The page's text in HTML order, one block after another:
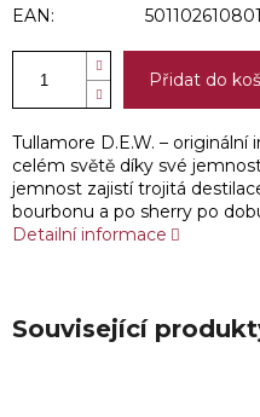
EAN:
Přidat do
Tullamore D.E.W. –
celém světě díky své
jemnost zajistí trojitá
bourbonu a po sherry po
Detailní informace
Související